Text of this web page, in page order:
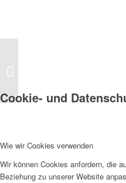
Cookie- und
Wie wir Cookies verwenden
Wir können Cookies anfordern, die
Beziehung zu unserer Website